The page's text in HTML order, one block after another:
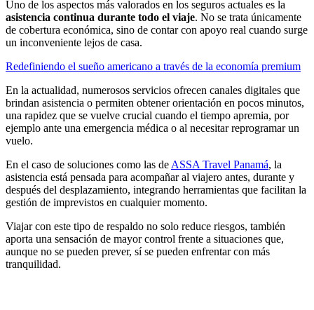
Uno de los aspectos más valorados en los seguros actuales es la
asistencia continua durante todo el viaje. No se trata únicamente
de cobertura económica, sino de contar con apoyo real cuando surge
un inconveniente lejos de casa.
Redefiniendo el sueño americano a través de la economía premium
En la actualidad, numerosos servicios ofrecen canales digitales que
brindan asistencia o permiten obtener orientación en pocos minutos,
una rapidez que se vuelve crucial cuando el tiempo apremia, por
ejemplo ante una emergencia médica o al necesitar reprogramar un
vuelo.
En el caso de soluciones como las de ASSA Travel Panamá, la
asistencia está pensada para acompañar al viajero antes, durante y
después del desplazamiento, integrando herramientas que facilitan la
gestión de imprevistos en cualquier momento.
Viajar con este tipo de respaldo no solo reduce riesgos, también
aporta una sensación de mayor control frente a situaciones que,
aunque no se pueden prever, sí se pueden enfrentar con más
tranquilidad.